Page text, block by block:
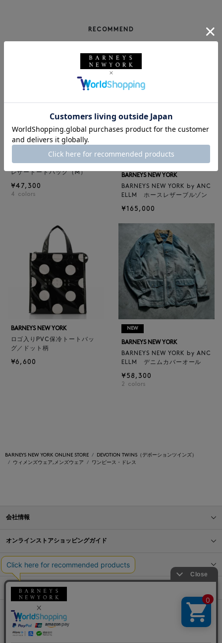
RECOMMEND
BARNEYS NEW YORK
レザートートバッグ（M）
¥47,300
4 colors
BARNEYS NEW YORK
BARNEYS NEW YORK by ANC
ELLM ホースレザーブルゾン
¥165,000
BARNEYS NEW YORK
ロゴ入りPVC保冷トートバッ
グ／ドット柄
¥6,600
NEW
BARNEYS NEW YORK
BARNEYS NEW YORK by ANC
ELLM デニムカバーオール
¥58,300
2 colors
BARNEYS NEW YORK ONLINE STORE
DEVOTION TWINS（デボーションツインズ）
ウィメンズウェア,メンズウェア
ワンピース・ドレス
会社情報
オンラインストアショッピングガイド
店舗情報
サービス